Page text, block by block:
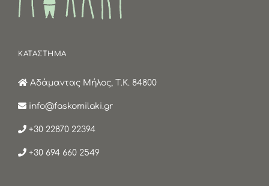
ΚΑΤΑΣΤΗΜΑ
Αδάμαντας Μήλος, Τ.Κ. 84800
info@faskomilaki.gr
+30 22870 22394
+30 694 660 2549